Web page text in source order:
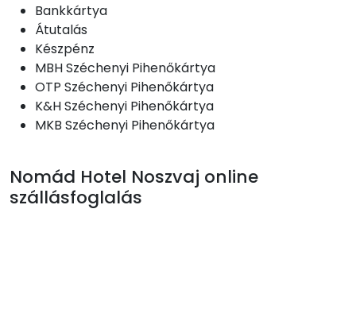
Bankkártya
Átutalás
Készpénz
MBH Széchenyi Pihenőkártya
OTP Széchenyi Pihenőkártya
K&H Széchenyi Pihenőkártya
MKB Széchenyi Pihenőkártya
Nomád Hotel Noszvaj online
szállásfoglalás